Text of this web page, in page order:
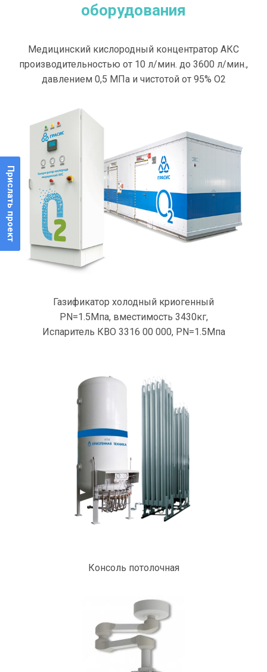
оборудования
Медицинский кислородный концентратор АКС
производительностью от 10 л/мин. до 3600 л/мин.,
давлением 0,5 МПа и чистотой от 95% O2
Газификатор холодный криогенный
PN=1.5Мпа, вместимость 3430кг,
Испаритель КВО 3316 00 000, PN=1.5Мпа
Консоль потолочная
Прислать проект